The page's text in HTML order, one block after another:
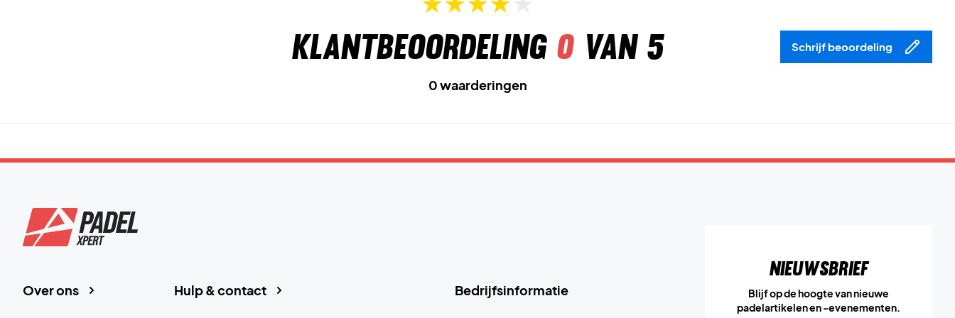
Klantbeoordeling 0van 5 Schrijf beoordeling
0 waarderingen
Bedrijfsinformatie
Hulp & contact
Over ons
Nieuwsbrief
Blijf op de hoogte van nieuwe
padelartikelen en -evenementen.